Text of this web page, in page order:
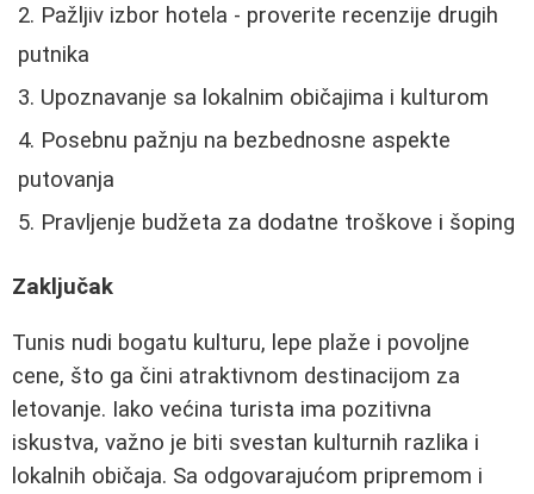
Pažljiv izbor hotela - proverite recenzije drugih
putnika
Upoznavanje sa lokalnim običajima i kulturom
Posebnu pažnju na bezbednosne aspekte
putovanja
Pravljenje budžeta za dodatne troškove i šoping
Zaključak
Tunis nudi bogatu kulturu, lepe plaže i povoljne
cene, što ga čini atraktivnom destinacijom za
letovanje. Iako većina turista ima pozitivna
iskustva, važno je biti svestan kulturnih razlika i
lokalnih običaja. Sa odgovarajućom pripremom i